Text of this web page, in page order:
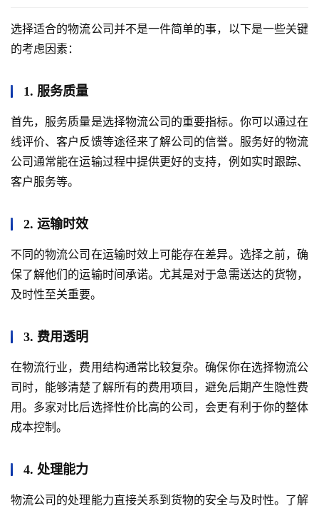
选择适合的物流公司并不是一件简单的事，以下是一些关键
的考虑因素：
1. 服务质量
首先，服务质量是选择物流公司的重要指标。你可以通过在
线评价、客户反馈等途径来了解公司的信誉。服务好的物流
公司通常能在运输过程中提供更好的支持，例如实时跟踪、
客户服务等。
2. 运输时效
不同的物流公司在运输时效上可能存在差异。选择之前，确
保了解他们的运输时间承诺。尤其是对于急需送达的货物，
及时性至关重要。
3. 费用透明
在物流行业，费用结构通常比较复杂。确保你在选择物流公
司时，能够清楚了解所有的费用项目，避免后期产生隐性费
用。多家对比后选择性价比高的公司，会更有利于你的整体
成本控制。
4. 处理能力
物流公司的处理能力直接关系到货物的安全与及时性。了解